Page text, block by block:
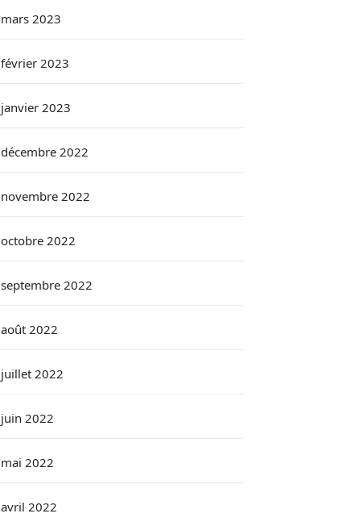
mars 2023
février 2023
janvier 2023
décembre 2022
novembre 2022
octobre 2022
septembre 2022
août 2022
juillet 2022
juin 2022
mai 2022
avril 2022